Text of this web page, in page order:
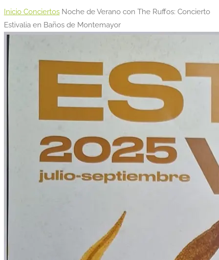
Inicio Conciertos Noche de Verano con The Ruffos: Concierto
Estivalia en Baños de Montemayor